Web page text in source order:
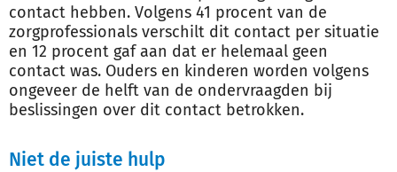
contact hebben. Volgens 41 procent van de
zorgprofessionals verschilt dit contact per situatie
en 12 procent gaf aan dat er helemaal geen
contact was. Ouders en kinderen worden volgens
ongeveer de helft van de ondervraagden bij
beslissingen over dit contact betrokken.
Niet de juiste hulp